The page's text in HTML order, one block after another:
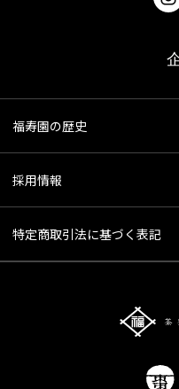
福寿園の歴史
採用情報
特定商取引法に基づく表記